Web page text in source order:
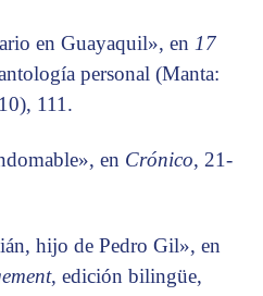
en Guayaquil», en 17
personal (Manta:
111.
en Crónico, 21-
hijo de Pedro Gil», en
, edición bilingüe,